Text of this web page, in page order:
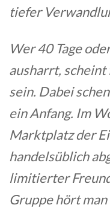
tiefer
Wer 40 Tage
ausharrt, scheint
sein. Dabei
ein Anfang. Im
Marktplatz der
handelsüblich
limitierter
Gruppe hört